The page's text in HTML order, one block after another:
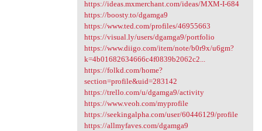
https://ideas.mxmerchant.com/ideas/MXM-I-684
https://boosty.to/dgamga9
https://www.ted.com/profiles/46955663
https://visual.ly/users/dgamga9/portfolio
https://www.diigo.com/item/note/b0r9x/u6gm?
k=4b01682634666c4f0839b2062c2...
https://folkd.com/home?
section=profile&uid=283142
https://trello.com/u/dgamga9/activity
https://www.veoh.com/myprofile
https://seekingalpha.com/user/60446129/profile
https://allmyfaves.com/dgamga9